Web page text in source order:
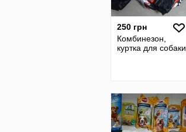
250 грн
Комбинезон,
куртка для собаки